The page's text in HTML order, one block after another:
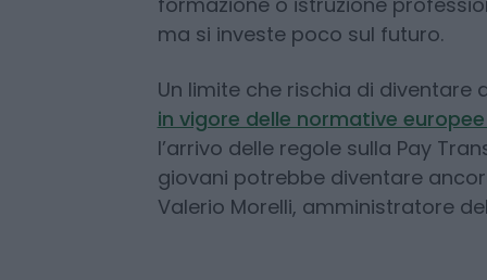
delle aziende dichiara di avere
l’inserimento dei neolaureati.
formazione o istruzione
ma si investe poco sul futuro.
Un limite che rischia di
in vigore delle normative